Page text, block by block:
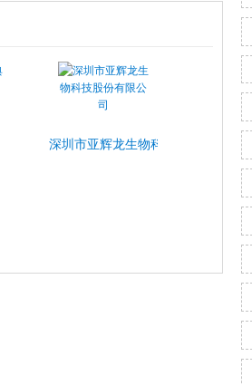
深圳市亚辉龙生物科技股份有限公司